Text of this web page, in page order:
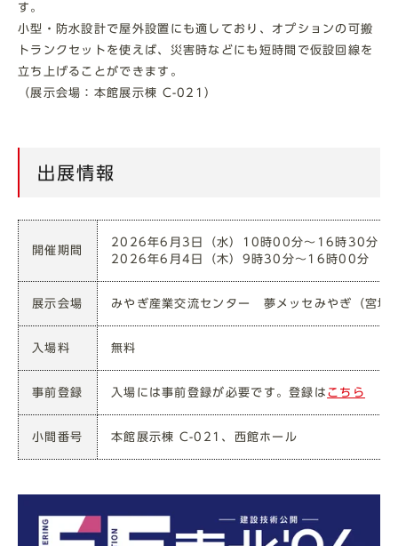
す。
小型・防水設計で屋外設置にも適しており、オプションの可搬
トランクセットを使えば、災害時などにも短時間で仮設回線を
立ち上げることができます。
（展示会場：本館展示棟 C-021）
出展情報
開催期間
2026年6月3日（水）10時00分～16時30分
2026年6月4日（木）9時30分～16時00分
展示会場 みやぎ産業交流センター 夢メッセみやぎ（宮城
入場料 無料
事前登録 入場には事前登録が必要です。登録は こちら
小間番号 本館展示棟 C-021、西館ホール